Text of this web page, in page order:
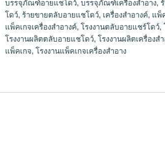
บรรจุภัณฑ์อายแชโดว์,บรรจุภัณฑ์เครื่องสำอาง,
โดว์, ร้ายขายตลับอายแชโดว์, เครื่องสำอางค์, แพ็
แพ็คเกจเครื่องสำอางค์,โรงงานตลับอายแชร์โดว์,
โรงงานผลิตตลับอายแชโดว์,โรงงานผลิตเครื่องส
แพ็คเกจ,โรงงานแพ็คเกจเครื่องสำอาง